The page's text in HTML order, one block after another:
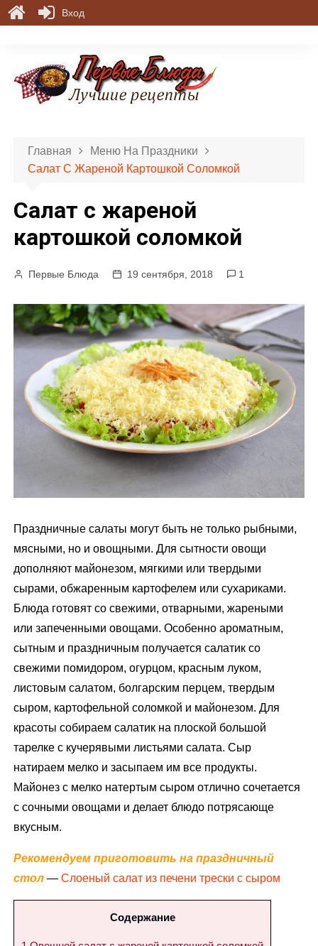
Главная
Меню На Праздники
Салат С Жареной Картошкой Соломкой
Салат с жареной
картошкой соломкой
Первые Блюда 19 сентября, 2018 1
Праздничные салаты могут быть не только рыбными,
мясными, но и овощными. Для сытности овощи
дополняют майонезом, мягкими или твердыми
сырами, обжаренным картофелем или сухариками.
Блюда готовят со свежими, отварными, жареными
или запеченными овощами. Особенно ароматным,
сытным и праздничным получается салатик со
свежими помидором, огурцом, красным луком,
листовым салатом, болгарским перцем, твердым
сыром, картофельной соломкой и майонезом. Для
красоты собираем салатик на плоской большой
тарелке с кучерявыми листьями салата. Сыр
натираем мелко и засыпаем им все продукты.
Майонез с мелко натертым сыром отлично сочетается
с сочными овощами и делает блюдо потрясающе
вкусным.
Рекомендуем приготовить на праздничный
стол —Слоеный салат из печени трески с сыром
Содержание
Вход